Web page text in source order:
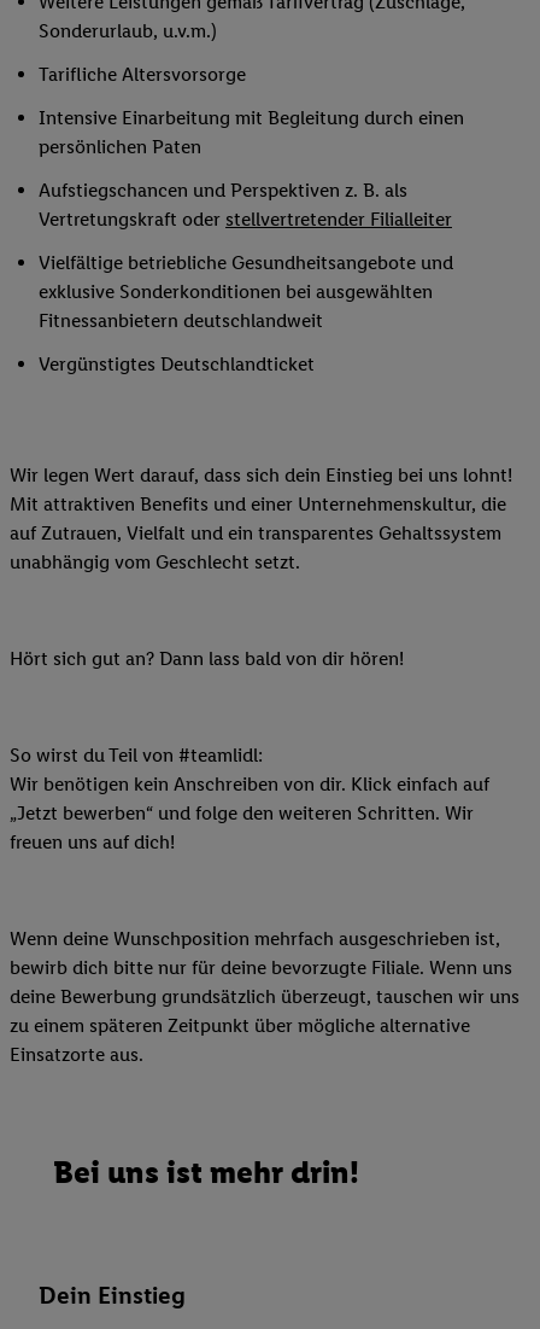
Sonderurlaub, u.v.m.)
Tarifliche Altersvorsorge
Intensive Einarbeitung mit Begleitung durch einen
persönlichen Paten
Aufstiegschancen und Perspektiven z. B. als
Vertretungskraft oder stellvertretender Filialleiter
Vielfältige betriebliche Gesundheitsangebote und
exklusive Sonderkonditionen bei ausgewählten
Fitnessanbietern deutschlandweit
Vergünstigtes Deutschlandticket
Wir legen Wert darauf, dass sich dein Einstieg bei uns lohnt!
Mit attraktiven Benefits und einer Unternehmenskultur, die
auf Zutrauen, Vielfalt und ein transparentes Gehaltssystem
unabhängig vom Geschlecht setzt.
Hört sich gut an? Dann lass bald von dir hören!
So wirst du Teil von #teamlidl:
Wir benötigen kein Anschreiben von dir. Klick einfach auf
„Jetzt bewerben“ und folge den weiteren Schritten. Wir
freuen uns auf dich!
Wenn deine Wunschposition mehrfach ausgeschrieben ist,
bewirb dich bitte nur für deine bevorzugte Filiale. Wenn uns
deine Bewerbung grundsätzlich überzeugt, tauschen wir uns
zu einem späteren Zeitpunkt über mögliche alternative
Einsatzorte aus.
Bei uns ist mehr drin!
Dein Einstieg